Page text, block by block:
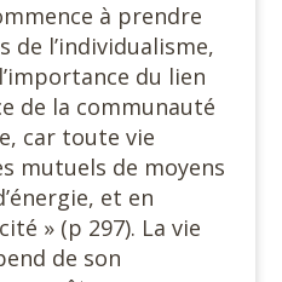
à prendre
de l’individualisme,
du lien
de la communauté
car toute vie
mutuels de moyens
et en
» (p 297). La vie
de son